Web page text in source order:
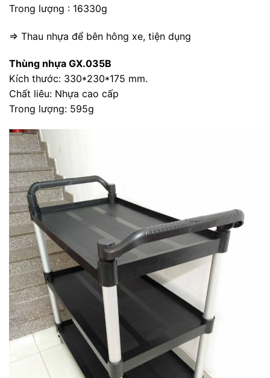
Trong lượng : 16330g
=> Thau nhựa để bên hông xe, tiện dụng
Thùng nhựa GX.035B
Kích thước: 330*230*175 mm.
Chất liêu: Nhựa cao cấp
Trong lượng: 595g